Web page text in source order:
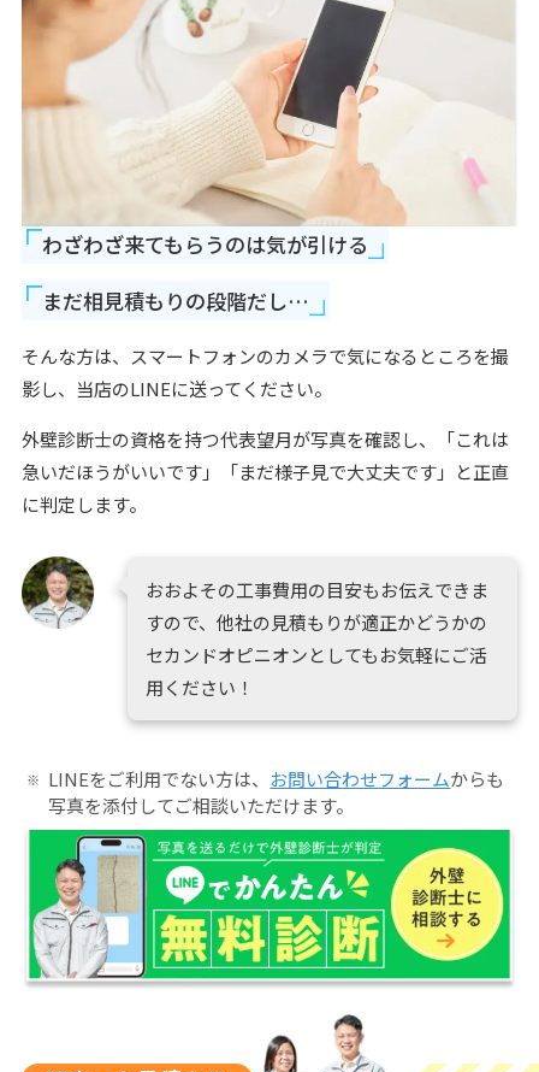
わざわざ来てもらうのは気が引ける
まだ相見積もりの段階だし…
そんな方は、スマートフォンのカメラで気になるところを撮
影し、当店のLINEに送ってください。
外壁診断士の資格を持つ代表望月が写真を確認し、「これは
急いだほうがいいです」「まだ様子見で大丈夫です」と正直
に判定します。
おおよその工事費用の目安もお伝えできま
すので、他社の見積もりが適正かどうかの
セカンドオピニオンとしてもお気軽にご活
用ください！
LINEをご利用でない方は、 お問い合わせフォームからも
写真を添付してご相談いただけます。